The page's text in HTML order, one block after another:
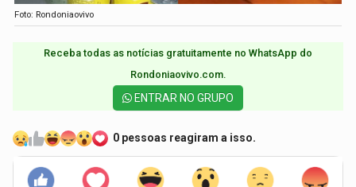
Foto: Rondoniaovivo
Receba todas as notícias gratuitamente no WhatsApp do
Rondoniaovivo.com.​
ENTRAR NO GRUPO
0 pessoas reagiram a isso.